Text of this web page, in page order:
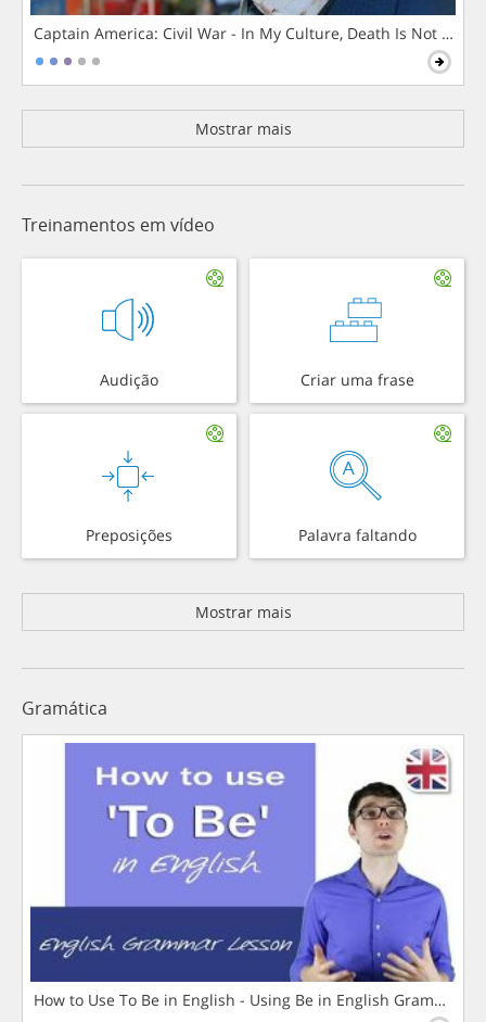
Captain America: Civil War - In My Culture, Death Is Not The
Mostrar mais
Treinamentos em vídeo
Audição Criar uma frase
Preposições Palavra faltando
Mostrar mais
Gramática
How to Use To Be in English - Using Be in English Grammar